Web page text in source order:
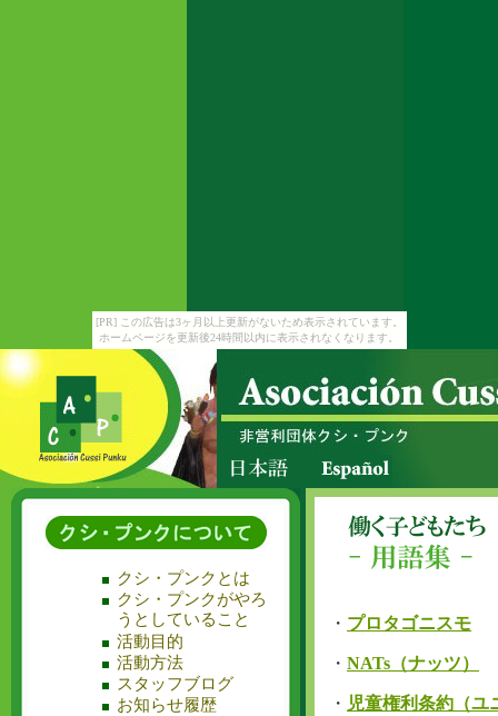
[PR] この広告は3ヶ月以上更新がないため表示されています。
ホームページを更新後24時間以内に表示されなくなります。
クシ・プンクとは
クシ・プンクがやろ
うとしていること
活動目的
活動方法
スタッフブログ
お知らせ履歴
・ プロタゴニスモ
・ NATs（ナッツ）
・ 児童権利条約（ユ